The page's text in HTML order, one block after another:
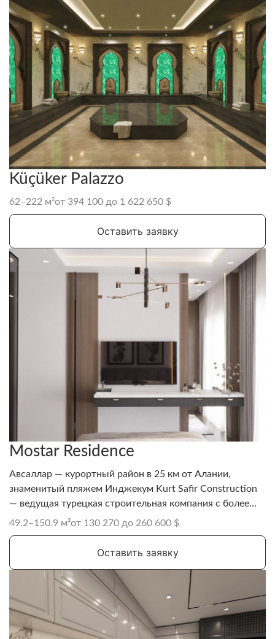
Küçüker Palazzo
62–222 м²от 394 100 до 1 622 650 $
Оставить заявку
Mostar Residence
Авсаллар — курортный район в 25 км от Алании,
знаменитый пляжем Инджекум Kurt Safir Construction
— ведущая турецкая строительная компания с более
чем 35-летним опытом.
49.2–150.9 м²от 130 270 до 260 600 $
Оставить заявку